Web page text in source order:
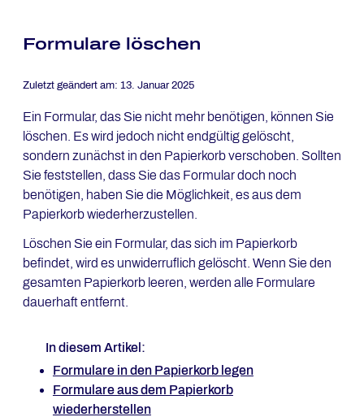
Formulare löschen
Zuletzt geändert am: 13. Januar 2025
Ein Formular, das Sie nicht mehr benötigen, können Sie
löschen. Es wird jedoch nicht endgültig gelöscht,
sondern zunächst in den Papierkorb verschoben. Sollten
Sie feststellen, dass Sie das Formular doch noch
benötigen, haben Sie die Möglichkeit, es aus dem
Papierkorb wiederherzustellen.
Löschen Sie ein Formular, das sich im Papierkorb
befindet, wird es unwiderruflich gelöscht. Wenn Sie den
gesamten Papierkorb leeren, werden alle Formulare
dauerhaft entfernt.
In diesem Artikel:
Formulare in den Papierkorb legen
Formulare aus dem Papierkorb
wiederherstellen